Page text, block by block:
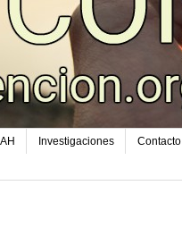
Investigaciones Contacto